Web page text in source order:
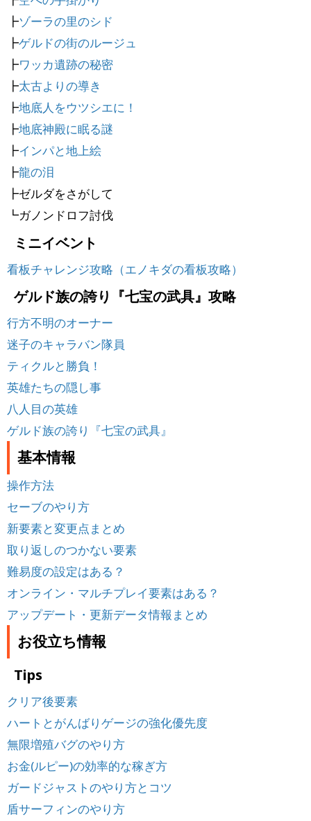
┣ゾーラの里のシド
┣ゲルドの街のルージュ
┣ワッカ遺跡の秘密
┣太古よりの導き
┣地底人をウツシエに！
┣地底神殿に眠る謎
┣インパと地上絵
┣龍の泪
┣ゼルダをさがして
┗ガノンドロフ討伐
ミニイベント
看板チャレンジ攻略（エノキダの看板攻略）
ゲルド族の誇り『七宝の武具』攻略
行方不明のオーナー
迷子のキャラバン隊員
ティクルと勝負！
英雄たちの隠し事
八人目の英雄
ゲルド族の誇り『七宝の武具』
基本情報
操作方法
セーブのやり方
新要素と変更点まとめ
取り返しのつかない要素
難易度の設定はある？
オンライン・マルチプレイ要素はある？
アップデート・更新データ情報まとめ
お役立ち情報
Tips
クリア後要素
ハートとがんばりゲージの強化優先度
無限増殖バグのやり方
お金(ルピー)の効率的な稼ぎ方
ガードジャストのやり方とコツ
盾サーフィンのやり方